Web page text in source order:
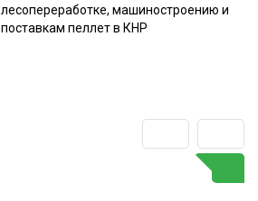
лесопереработке, машиностроению и
поставкам пеллет в КНР